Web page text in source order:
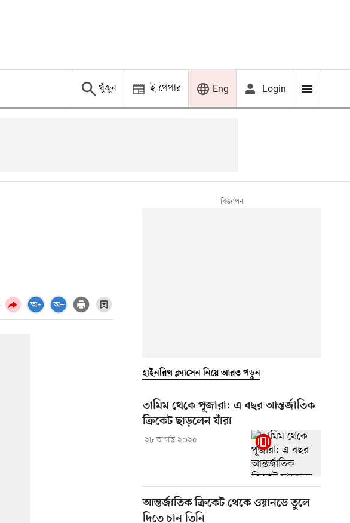
খুঁজুন ই-পেপার Eng Login
হাইনরিখ ক্ল্যাসেন নিয়ে আরও পড়ুন
তামিম থেকে পূজারা: এ বছর আন্তর্জাতিক
ক্রিকেট ছাড়লেন যাঁরা
২৮ আগস্ট ২০২৫
আন্তর্জাতিক ক্রিকেট থেকে ওয়ানডে তুলে
দিতে চান তিনি